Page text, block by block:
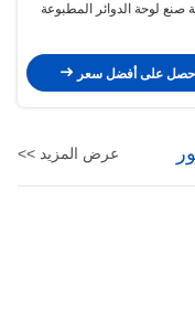
صنع لوحة الدوائر المطبوعة
احصل على أفضل سعر
عرض المزيد >>